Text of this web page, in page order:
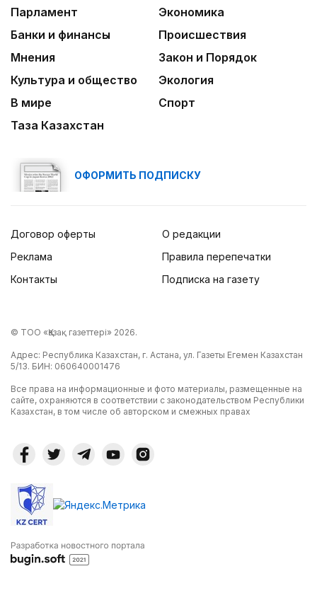
Парламент
Экономика
Банки и финансы
Происшествия
Мнения
Закон и Порядок
Культура и общество
Экология
В мире
Спорт
Таза Казахстан
ОФОРМИТЬ ПОДПИСКУ
Договор оферты
Реклама
Контакты
О редакции
Правила перепечатки
Подписка на газету
© ТОО «Қазақ газеттері» 2026.
Адрес: Республика Казахстан, г. Астана, ул. Газеты Егемен Казахстан
5/13. БИН: 060640001476
Все права на информационные и фото материалы, размещенные на
сайте, охраняются в соответствии с законодательством Республики
Казахстан, в том числе об авторском и смежных правах